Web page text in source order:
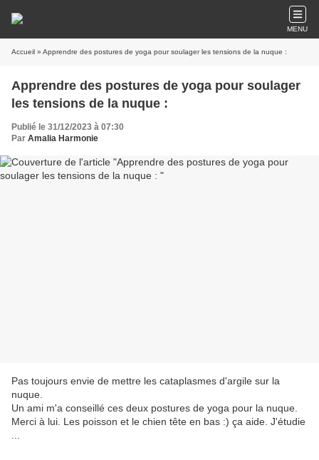
MENU
Accueil » Apprendre des postures de yoga pour soulager les tensions de la nuque :
Apprendre des postures de yoga pour soulager
les tensions de la nuque :
Publié le 31/12/2023 à 07:30
Par Amalia Harmonie
Pas toujours envie de mettre les cataplasmes d'argile sur la
nuque.
Un ami m'a conseillé ces deux postures de yoga pour la nuque.
Merci à lui. Les poisson et le chien tête en bas :) ça aide. J'étudie